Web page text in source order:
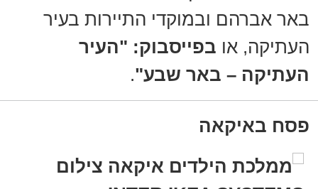
באר אברהם ובמוקדי התיירות בעיר
העתיקה, או בפייסבוק: "העיר
העתיקה – באר שבע".
פסח באיקאה